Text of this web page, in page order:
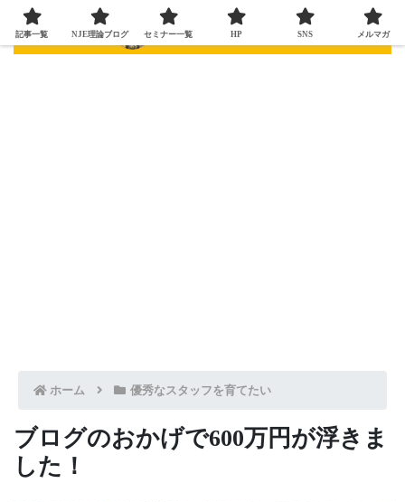
ホーム 優秀なスタッフを育てたい
ブログのおかげで600万円が浮きま
した！
記事一覧 NJE理論ブログ セミナー一覧 HP SNS メルマガ